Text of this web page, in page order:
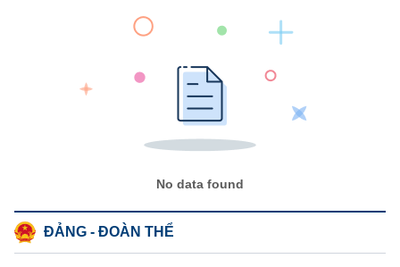
No data found
ĐẢNG - ĐOÀN THỂ